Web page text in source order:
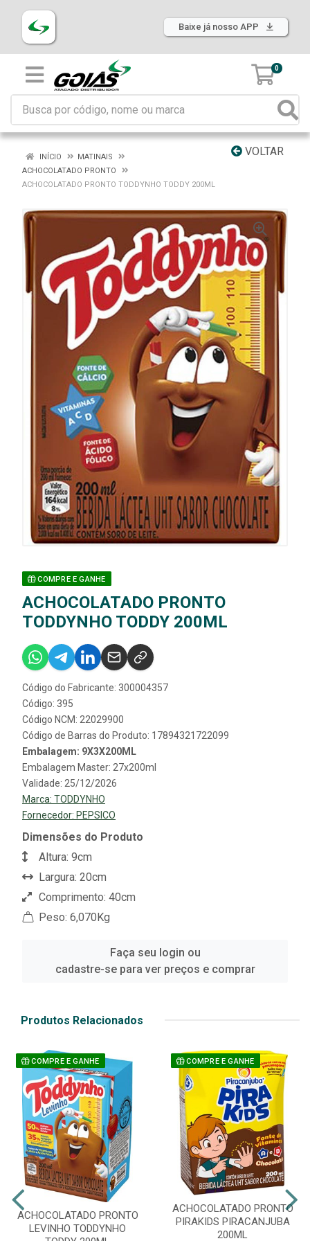
Baixe já nosso APP
0
VOLTAR
INÍCIO
MATINAIS
ACHOCOLATADO PRONTO
ACHOCOLATADO PRONTO TODDYNHO TODDY 200ML
COMPRE E GANHE
ACHOCOLATADO PRONTO
TODDYNHO TODDY 200ML
Código do Fabricante: 300004357
Código: 395
Código NCM: 22029900
Código de Barras do Produto: 17894321722099
Embalagem: 9X3X200ML
Embalagem Master: 27x200ml
Validade: 25/12/2026
Marca: TODDYNHO
Fornecedor: PEPSICO
Dimensões do Produto
Altura: 9cm
Largura: 20cm
Comprimento: 40cm
Peso: 6,070Kg
Faça seu login ou
cadastre-se para ver preços e comprar
Produtos Relacionados
COMPRE E GANHE
ACHOCOLATADO PRONTO
LEVINHO TODDYNHO
COMPRE E GANHE
ACHOCOLATADO PRONTO
PIRAKIDS PIRACANJUBA
200ML